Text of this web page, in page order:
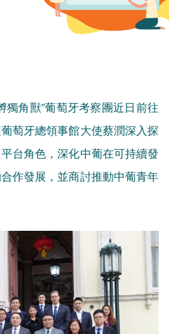
獨角獸”葡萄牙考察團近日前往
萄牙總領事館大使蔡潤深入探
台角色，深化中葡在可持續發
作發展，並商討推動中葡青年